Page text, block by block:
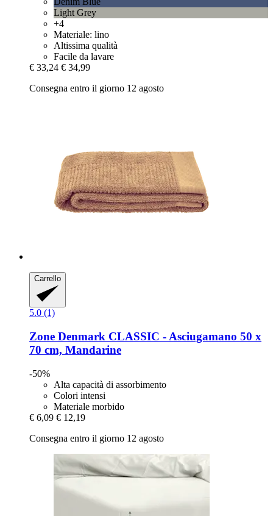
Light Grey
+4
Materiale: lino
Altissima qualità
Facile da lavare
€ 33,24 € 34,99
Consegna entro il giorno 12 agosto
Carrello
5.0 (1)
Zone Denmark CLASSIC -​ Asciugamano 50 x
70 cm, Mandarine
-50%
Alta capacità di assorbimento
Colori intensi
Materiale morbido
€ 6,09 € 12,19
Consegna entro il giorno 12 agosto